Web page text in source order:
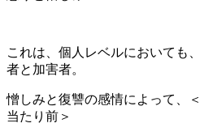
これは、個人レベルにおいても
者と加害者。
憎しみと復讐の感情によって、
当たり前＞